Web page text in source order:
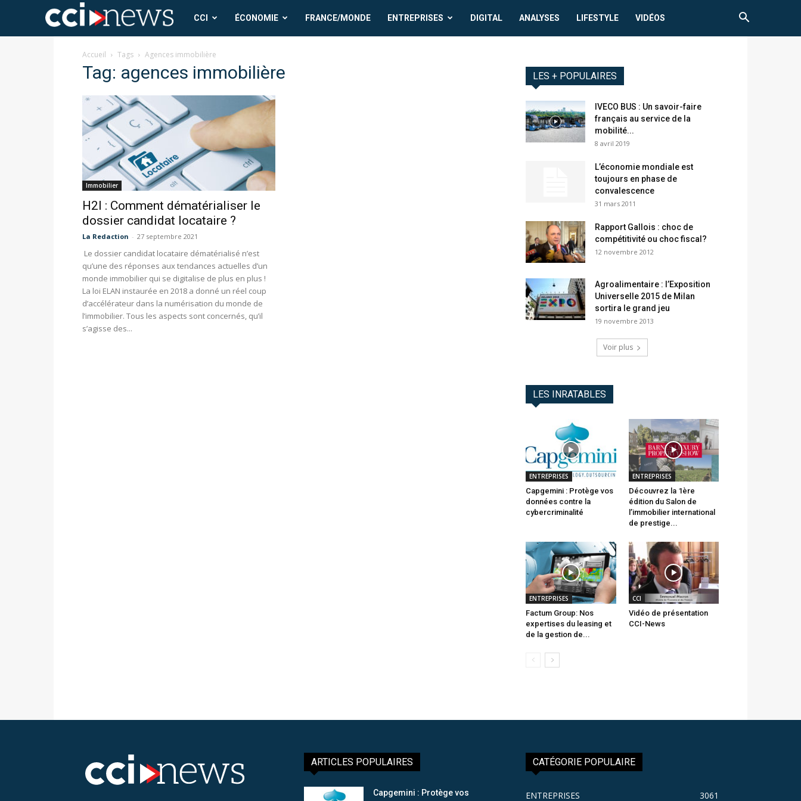
CCI
News
CCI ÉCONOMIE FRANCE/MONDE ENTREPRISES DIGITAL ANALYSES LIFESTYLE VIDÉOS
Accueil Tags Agences immobilière
Tag: agences immobilière
Immobilier
H2I : Comment dématérialiser le
dossier candidat locataire ?
La Redaction - 27 septembre 2021
Le dossier candidat locataire dématérialisé n’est
qu’une des réponses aux tendances actuelles d’un
monde immobilier qui se digitalise de plus en plus !
La loi ELAN instaurée en 2018 a donné un réel coup
d’accélérateur dans la numérisation du monde de
l’immobilier. Tous les aspects sont concernés, qu’il
s’agisse des...
LES + POPULAIRES
IVECO BUS : Un savoir-faire
français au service de la
mobilité...
8 avril 2019
L’économie mondiale est
toujours en phase de
convalescence
31 mars 2011
Rapport Gallois : choc de
compétitivité ou choc fiscal?
12 novembre 2012
Agroalimentaire : l’Exposition
Universelle 2015 de Milan
sortira le grand jeu
19 novembre 2013
Voir plus
LES INRATABLES
ENTREPRISES
Capgemini : Protège vos
données contre la
cybercriminalité
ENTREPRISES
Découvrez la 1ère
édition du Salon de
l’immobilier international
de prestige...
ENTREPRISES
Factum Group: Nos
expertises du leasing et
de la gestion de...
CCI
Vidéo de présentation
CCI-News
ARTICLES POPULAIRES
Capgemini : Protège vos
CATÉGORIE POPULAIRE
ENTREPRISES 3061